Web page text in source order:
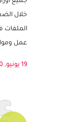
عن
جميع
خلال
الملفات